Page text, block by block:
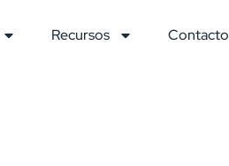
Recursos Contacto